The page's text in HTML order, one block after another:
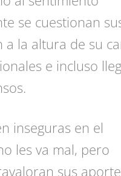
se cuestionan
la altura de su
e incluso
inseguras en el
les va mal, pero
sus